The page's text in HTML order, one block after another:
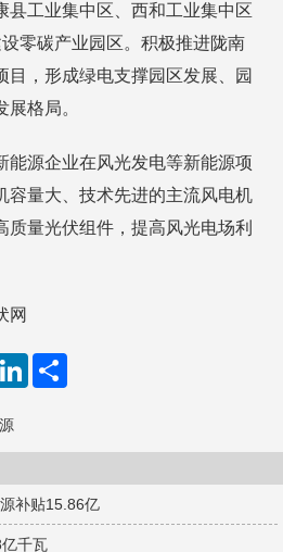
县工业集中区、西和工业集中区
零碳产业园区。积极推进陇南
目，形成绿电支撑园区发展、园
格局。
能源企业在风光发电等新能源项
容量大、技术先进的主流风电机
质量光伏组件，提高风光电场利
网
L
d
n
补贴15.86亿
千瓦